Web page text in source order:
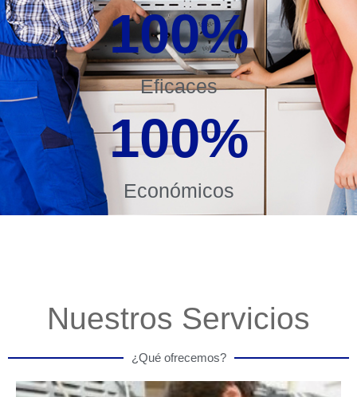
Eficaces
100%
Económicos
100%
Nuestros Servicios
¿Qué ofrecemos?